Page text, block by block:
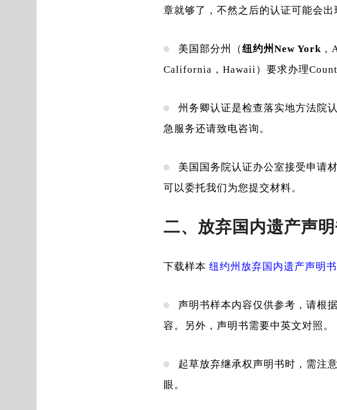
章就够了，不然之后的认证可能会出
美国部分州（纽约州New York
California，Hawaii）要求办理
州务卿认证是检查落实地方法院
急服务还请致电咨询。
美国国务院认证办公室接受申请
可以委托我们为您提交材料。
二、放弃国内遗产声
下载样本 纽约州放弃国内遗产声明书
声明书样本内容仅供参考，请根
容。另外，声明书需要中英文对照。
起草放弃继承权声明书时，需注
眼。